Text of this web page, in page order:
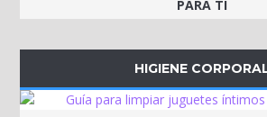
PARA TI
HIGIENE